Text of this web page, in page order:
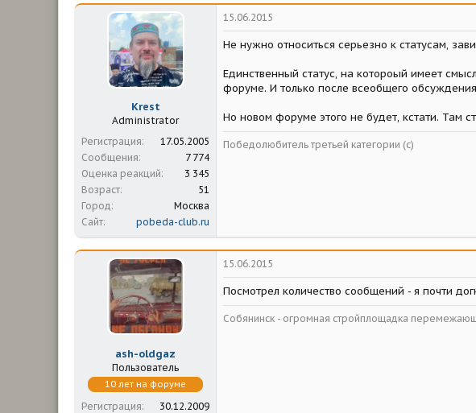
Krest
Administrator
Регистрация
17.05.2005
Сообщения
7 774
Оценка реакций
3 345
Возраст
51
Город
Москва
Сайт
pobeda-club.ru
15.06.2015
Не нужно относиться серьезно к статусам,
Единственный статус, на котороый имеет
форуме. И только после всеобщего
Но новом форуме этого не будет, кстати. Там
Победолюбитель третьей категории (с)
ash-oldgaz
Пользователь
10 лет на форуме
Регистрация
30.12.2009
15.06.2015
Посмотрел количество сообщений - я почти
Собянинск - огромная стройплощадка